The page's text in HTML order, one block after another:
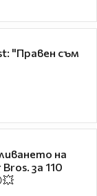
"Правен съм
на
за 110